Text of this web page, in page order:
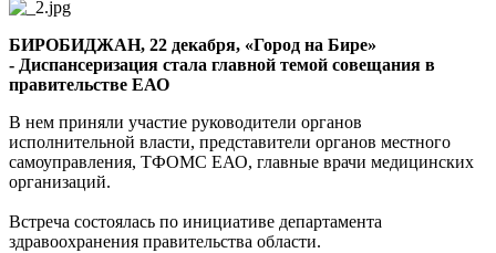
диспансеризацию
в
2025
году
БИРОБИДЖАН, 22 декабря, «Город на Бире»
- Диспансеризация стала главной темой совещания в
правительстве ЕАО
В нем приняли участие руководители органов
исполнительной власти, представители органов местного
самоуправления, ТФОМС ЕАО, главные врачи медицинских
организаций.
Встреча состоялась по инициативе департамента
здравоохранения правительства области.